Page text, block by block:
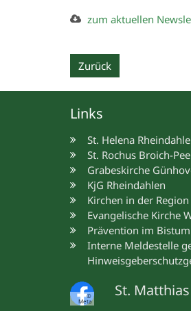
zum aktuellen
Zurück
Links
St. Helena
St. Rochus Broich-
Grabeskirche
KjG Rheindahlen
Kirchen in der
Evangelische Kirche
Prävention im
Interne Meldestelle
©
Meta
St.